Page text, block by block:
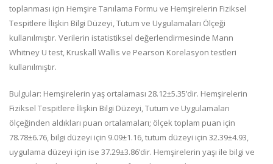
toplanması için Hemşire Tanılama Formu ve Hemşirelerin Fiziksel
Tespitlere İlişkin Bilgi Düzeyi, Tutum ve Uygulamaları Ölçeği
kullanılmıştır. Verilerin istatistiksel değerlendirmesinde Mann
Whitney U test, Kruskall Wallis ve Pearson Korelasyon testleri
kullanılmıştır.
Bulgular: Hemşirelerin yaş ortalaması 28.12±5.35’dir. Hemşirelerin
Fiziksel Tespitlere İlişkin Bilgi Düzeyi, Tutum ve Uygulamaları
ölçeğinden aldıkları puan ortalamaları; ölçek toplam puan için
78.78±6.76, bilgi düzeyi için 9.09±1.16, tutum düzeyi için 32.39±4.93,
uygulama düzeyi için ise 37.29±3.86’dir. Hemşirelerin yaşı ile bilgi ve